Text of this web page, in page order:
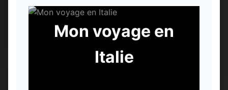
Mon voyage en
Italie